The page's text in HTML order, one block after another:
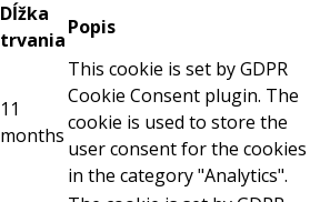
Dĺžka
trvania
Popis
11
months
This cookie is set by GDPR
Cookie Consent plugin. The
cookie is used to store the
user consent for the cookies
in the category "Analytics".